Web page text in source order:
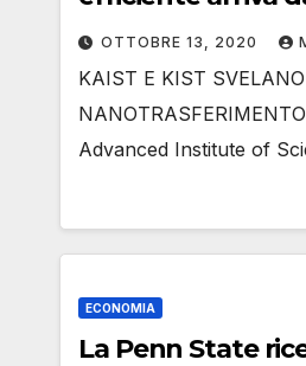
OTTOBRE 13, 2020
KAIST E KIST
Advanced Institute of
ECONOMIA
La Penn State